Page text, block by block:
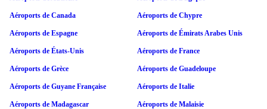
Aéroports de Canada Aéroports de Chypre
Aéroports de Espagne Aéroports de Émirats Arabes Unis
Aéroports de États-Unis Aéroports de France
Aéroports de Grèce Aéroports de Guadeloupe
Aéroports de Guyane Française Aéroports de Italie
Aéroports de Madagascar Aéroports de Malaisie